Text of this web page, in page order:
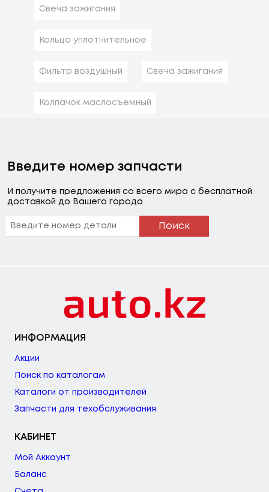
Свеча зажигания
Кольцо уплотнительное
Фильтр воздушный Свеча зажигания
Колпачок маслосъемный
Введите номер запчасти
И получите предложения со всего мира с бесплатной
доставкой до Вашего города
Поиск
ИНФОРМАЦИЯ
Акции
Поиск по каталогам
Каталоги от производителей
Запчасти для техобслуживания
КАБИНЕТ
Мой Аккаунт
Баланс